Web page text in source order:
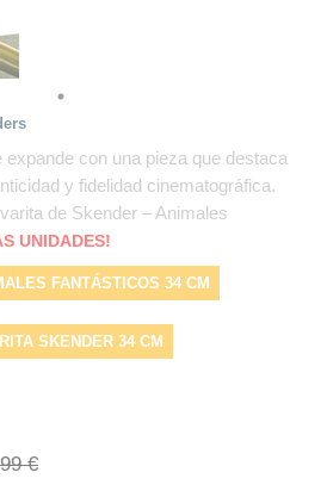
con una pieza que destaca
y fidelidad cinematográfica.
de Skender – Animales
UNIDADES!
FANTÁSTICOS 34 CM
SKENDER 34 CM
FANTÁSTICOS
€